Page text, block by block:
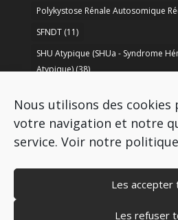
Nous utilisons des
votre navigation et notre
service. Voir notre
Les accepter
Les refuser
Polykystose Rénale Autosomique
SFNDT(11)
SHU Atypique (SHUa - Syndrome
Atypique)(38)
Syndrome de Bartter(8)